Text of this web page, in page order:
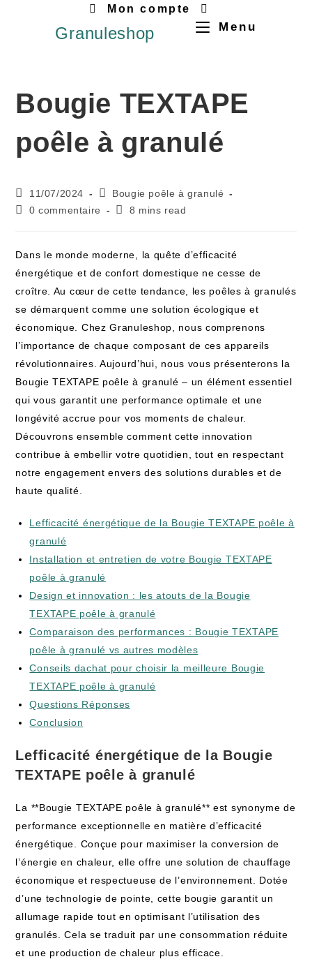
Mon compte
Granuleshop Menu
Bougie TEXTAPE
poêle à granulé
11/07/2024
Bougie poêle à granulé
0 commentaire
8 mins read
Dans le monde moderne, la quête d’efficacité
énergétique et de confort domestique ne cesse de
croître. Au cœur de cette tendance, les poêles à granulés
se démarquent comme une solution écologique et
économique. Chez Granuleshop, nous comprenons
l’importance de chaque composant de ces appareils
révolutionnaires. Aujourd’hui, nous vous présenterons la
Bougie TEXTAPE poêle à granulé – un élément essentiel
qui vous garantit une performance optimale et une
longévité accrue pour vos moments de chaleur.
Découvrons ensemble comment cette innovation
contribue à embellir votre quotidien, tout en respectant
notre engagement envers des solutions durables et de
haute qualité.
Lefficacité énergétique de la Bougie TEXTAPE poêle à
granulé
Installation et entretien de votre Bougie TEXTAPE
poêle à granulé
Design et innovation : les atouts de la Bougie
TEXTAPE poêle à granulé
Comparaison des performances : Bougie TEXTAPE
poêle à granulé vs autres modèles
Conseils dachat pour choisir la meilleure Bougie
TEXTAPE poêle à granulé
Questions Réponses
Conclusion
Lefficacité énergétique de la Bougie
TEXTAPE poêle à granulé
La **Bougie TEXTAPE poêle à granulé** est synonyme de
performance exceptionnelle en matière d’efficacité
énergétique. Conçue pour maximiser la conversion de
l’énergie en chaleur, elle offre une solution de chauffage
économique et respectueuse de l’environnement. Dotée
d’une technologie de pointe, cette bougie garantit un
allumage rapide tout en optimisant l’utilisation des
granulés. Cela se traduit par une consommation réduite
et une production de chaleur plus efficace.